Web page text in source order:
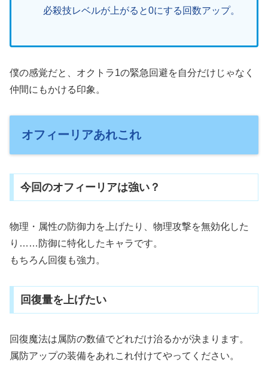
必殺技レベルが上がると0にする回数アップ。
僕の感覚だと、オクトラ1の緊急回避を自分だけじゃなく
仲間にもかける印象。
オフィーリアあれこれ
今回のオフィーリアは強い？
物理・属性の防御力を上げたり、物理攻撃を無効化した
り……防御に特化したキャラです。
もちろん回復も強力。
回復量を上げたい
回復魔法は属防の数値でどれだけ治るかが決まります。
属防アップの装備をあれこれ付けてやってください。